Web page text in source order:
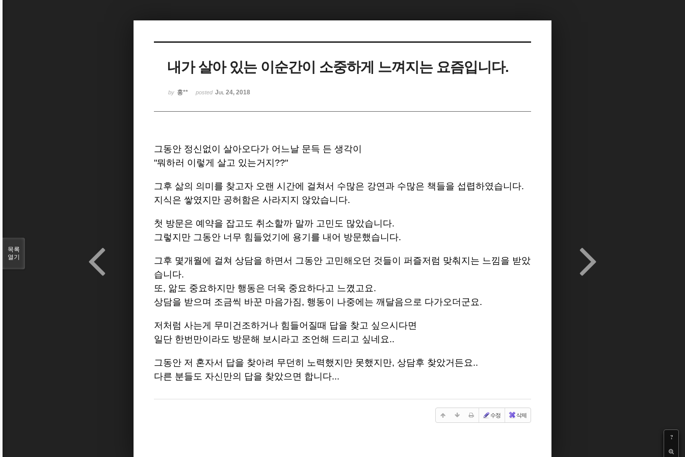
내가 살아 있는 이순간이 소중하게 느껴지는 요즘입니다.
by 홍** posted Jul 24, 2018
?
그동안 정신없이 살아오다가 어느날 문득 든 생각이
"뭐하러 이렇게 살고 있는거지??"
그후 삶의 의미를 찾고자 오랜 시간에 걸쳐서 수많은 강연과 수많은 책들을 섭렵하였습니다.
지식은 쌓였지만 공허함은 사라지지 않았습니다.
첫 방문은 예약을 잡고도 취소할까 말까 고민도 많았습니다.
그렇지만 그동안 너무 힘들었기에 용기를 내어 방문했습니다.
그후 몇개월에 걸쳐 상담을 하면서 그동안 고민해오던 것들이 퍼즐저럼 맞춰지는 느낌을 받았
습니다.
또, 앎도 중요하지만 행동은 더욱 중요하다고 느꼈고요.
상담을 받으며 조금씩 바꾼 마음가짐, 행동이 나중에는 깨달음으로 다가오더군요.
저처럼 사는게 무미건조하거나 힘들어질때 답을 찾고 싶으시다면
일단 한번만이라도 방문해 보시라고 조언해 드리고 싶네요..
그동안 저 혼자서 답을 찾아려 무던히 노력했지만 못했지만, 상담후 찾았거든요..
다른 분들도 자신만의 답을 찾았으면 합니다...
수정 삭제
목록
열기
Sketchbook5, 스케치북5
Sketchbook5, 스케치북5